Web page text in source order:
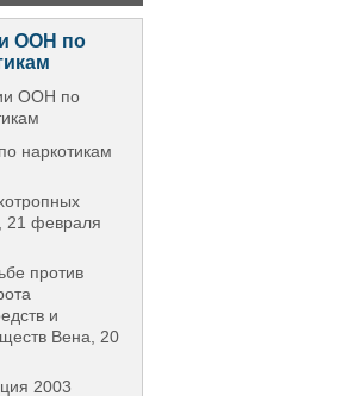
ООН по
наркотикам
21 февраля
против
и
Вена, 20
2003